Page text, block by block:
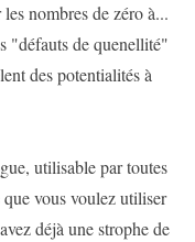
nombres de zéro à...
"défauts de quenellité"
des potentialités à
utilisable par toutes
vous voulez utiliser
déjà une strophe de